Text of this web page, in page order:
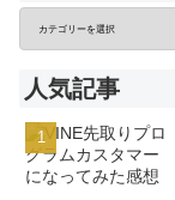
人気記事